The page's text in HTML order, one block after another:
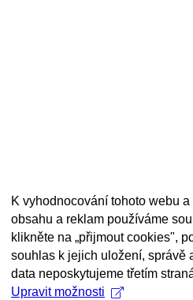
K vyhodnocování tohoto webu
obsahu a reklam používáme
klikněte na „přijmout cookies",
souhlas k jejich uložení, správě
data neposkytujeme třetím
Upravit možnosti